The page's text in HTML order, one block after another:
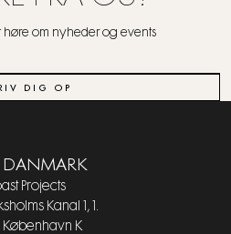
høre om nyheder og events
DIG OP
DANMARK
Projects
Kanal 1, 1.
København K